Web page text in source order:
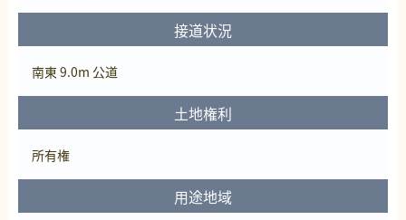
接道状況
南東 9.0m 公道
土地権利
所有権
用途地域